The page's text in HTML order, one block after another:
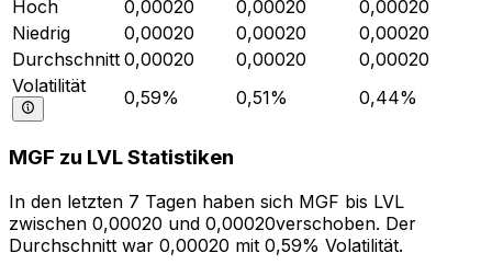
Hoch
0,00020 0,00020
0,00020
Niedrig
0,00020 0,00020
0,00020
Durchschnitt 0,00020 0,00020
0,00020
Volatilität
0,59% 0,51% 0,44%
MGF zu LVL Statistiken
In den letzten 7 Tagen haben sich MGF bis LVL
zwischen 0,00020 und 0,00020verschoben. Der
Durchschnitt war 0,00020 mit 0,59% Volatilität.